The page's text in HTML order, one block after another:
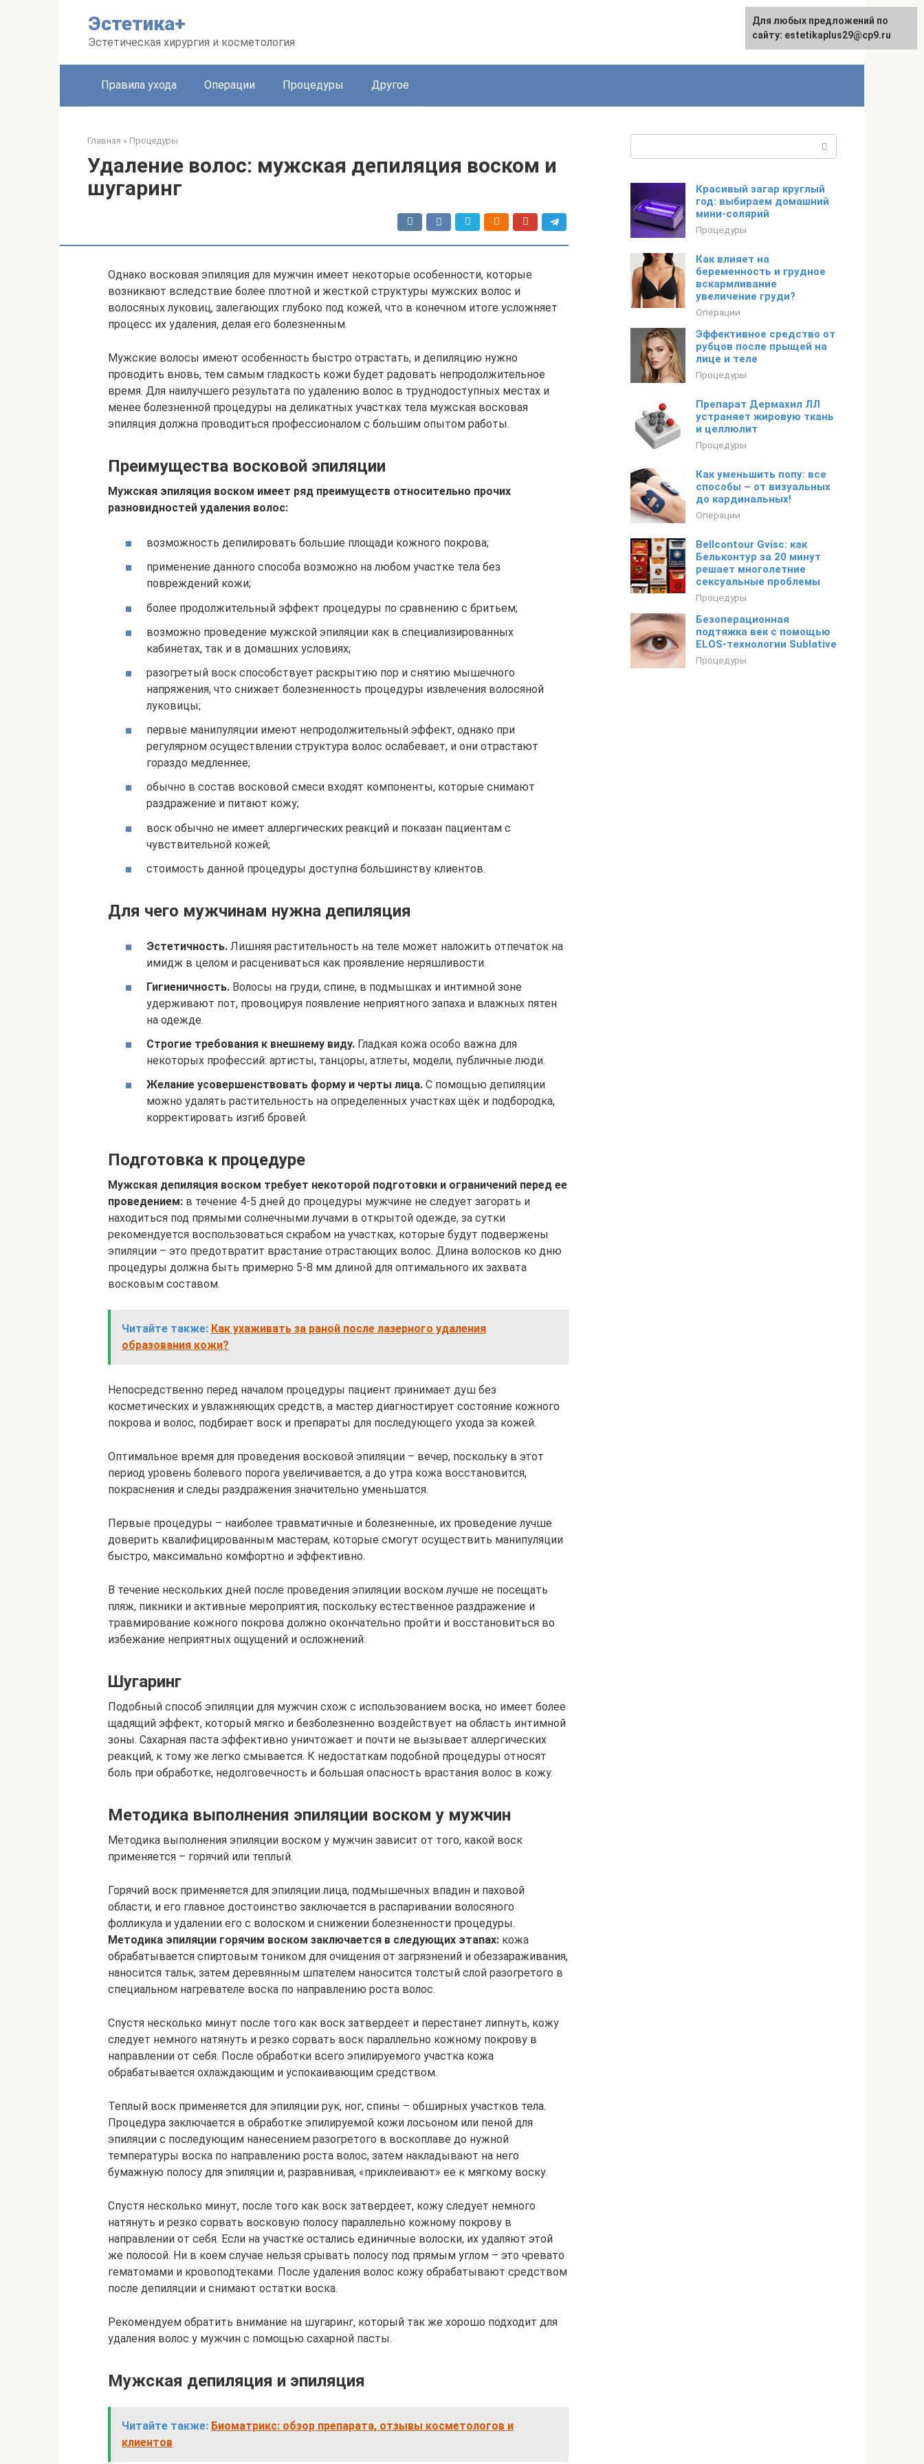
Эстетика+
Эстетическая хирургия и косметология
Правила ухода Операции Процедуры Другое
Главная » Процедуры
Удаление волос: мужская депиляция воском и
шугаринг
Однако восковая эпиляция для мужчин имеет некоторые особенности, которые
возникают вследствие более плотной и жесткой структуры мужских волос и
волосяных луковиц, залегающих глубоко под кожей, что в конечном итоге усложняет
процесс их удаления, делая его болезненным.
Мужские волосы имеют особенность быстро отрастать, и депиляцию нужно
проводить вновь, тем самым гладкость кожи будет радовать непродолжительное
время. Для наилучшего результата по удалению волос в труднодоступных местах и
менее болезненной процедуры на деликатных участках тела мужская восковая
эпиляция должна проводиться профессионалом с большим опытом работы.
Преимущества восковой эпиляции
Мужская эпиляция воском имеет ряд преимуществ относительно прочих
разновидностей удаления волос:
возможность депилировать большие площади кожного покрова;
применение данного способа возможно на любом участке тела без
повреждений кожи;
более продолжительный эффект процедуры по сравнению с бритьем;
возможно проведение мужской эпиляции как в специализированных
кабинетах, так и в домашних условиях;
разогретый воск способствует раскрытию пор и снятию мышечного
напряжения, что снижает болезненность процедуры извлечения волосяной
луковицы;
первые манипуляции имеют непродолжительный эффект, однако при
регулярном осуществлении структура волос ослабевает, и они отрастают
гораздо медленнее;
обычно в состав восковой смеси входят компоненты, которые снимают
раздражение и питают кожу;
воск обычно не имеет аллергических реакций и показан пациентам с
чувствительной кожей;
стоимость данной процедуры доступна большинству клиентов.
Для чего мужчинам нужна депиляция
Эстетичность. Лишняя растительность на теле может наложить отпечаток на
имидж в целом и расцениваться как проявление неряшливости.
Гигиеничность. Волосы на груди, спине, в подмышках и интимной зоне
удерживают пот, провоцируя появление неприятного запаха и влажных пятен
на одежде.
Строгие требования к внешнему виду. Гладкая кожа особо важна для
некоторых профессий: артисты, танцоры, атлеты, модели, публичные люди.
Желание усовершенствовать форму и черты лица. С помощью депиляции
можно удалять растительность на определенных участках щёк и подбородка,
корректировать изгиб бровей.
Подготовка к процедуре
Мужская депиляция воском требует некоторой подготовки и ограничений перед ее
проведением: в течение 4-5 дней до процедуры мужчине не следует загорать и
находиться под прямыми солнечными лучами в открытой одежде, за сутки
рекомендуется воспользоваться скрабом на участках, которые будут подвержены
эпиляции – это предотвратит врастание отрастающих волос. Длина волосков ко дню
процедуры должна быть примерно 5-8 мм длиной для оптимального их захвата
восковым составом.
Читайте также: Как ухаживать за раной после лазерного удаления
образования кожи?
Непосредственно перед началом процедуры пациент принимает душ без
косметических и увлажняющих средств, а мастер диагностирует состояние кожного
покрова и волос, подбирает воск и препараты для последующего ухода за кожей.
Оптимальное время для проведения восковой эпиляции – вечер, поскольку в этот
период уровень болевого порога увеличивается, а до утра кожа восстановится,
покраснения и следы раздражения значительно уменьшатся.
Первые процедуры – наиболее травматичные и болезненные, их проведение лучше
доверить квалифицированным мастерам, которые смогут осуществить манипуляции
быстро, максимально комфортно и эффективно.
В течение нескольких дней после проведения эпиляции воском лучше не посещать
пляж, пикники и активные мероприятия, поскольку естественное раздражение и
травмирование кожного покрова должно окончательно пройти и восстановиться во
избежание неприятных ощущений и осложнений.
Шугаринг
Подобный способ эпиляции для мужчин схож с использованием воска, но имеет более
щадящий эффект, который мягко и безболезненно воздействует на область интимной
зоны. Сахарная паста эффективно уничтожает и почти не вызывает аллергических
реакций, к тому же легко смывается. К недостаткам подобной процедуры относят
боль при обработке, недолговечность и большая опасность врастания волос в кожу.
Методика выполнения эпиляции воском у мужчин
Методика выполнения эпиляции воском у мужчин зависит от того, какой воск
применяется – горячий или теплый.
Горячий воск применяется для эпиляции лица, подмышечных впадин и паховой
области, и его главное достоинство заключается в распаривании волосяного
фолликула и удалении его с волоском и снижении болезненности процедуры.
Методика эпиляции горячим воском заключается в следующих этапах: кожа
обрабатывается спиртовым тоником для очищения от загрязнений и обеззараживания,
наносится тальк, затем деревянным шпателем наносится толстый слой разогретого в
специальном нагревателе воска по направлению роста волос.
Спустя несколько минут после того как воск затвердеет и перестанет липнуть, кожу
следует немного натянуть и резко сорвать воск параллельно кожному покрову в
направлении от себя. После обработки всего эпилируемого участка кожа
обрабатывается охлаждающим и успокаивающим средством.
Теплый воск применяется для эпиляции рук, ног, спины – обширных участков тела.
Процедура заключается в обработке эпилируемой кожи лосьоном или пеной для
эпиляции с последующим нанесением разогретого в воскоплаве до нужной
температуры воска по направлению роста волос, затем накладывают на него
бумажную полосу для эпиляции и, разравнивая, «приклеивают» ее к мягкому воску.
Спустя несколько минут, после того как воск затвердеет, кожу следует немного
натянуть и резко сорвать восковую полосу параллельно кожному покрову в
направлении от себя. Если на участке остались единичные волоски, их удаляют этой
же полосой. Ни в коем случае нельзя срывать полосу под прямым углом – это чревато
гематомами и кровоподтеками. После удаления волос кожу обрабатывают средством
после депиляции и снимают остатки воска.
Рекомендуем обратить внимание на шугаринг, который так же хорошо подходит для
удаления волос у мужчин с помощью сахарной пасты.
Мужская депиляция и эпиляция
Читайте также: Биоматрикс: обзор препарата, отзывы косметологов и
клиентов
Красивый загар круглый
год: выбираем домашний
мини-солярий
Процедуры
Как влияет на
беременность и грудное
вскармливание
увеличение груди?
Операции
Эффективное средство от
рубцов после прыщей на
лице и теле
Процедуры
Препарат Дермахил ЛЛ
устраняет жировую ткань
и целлюлит
Процедуры
Как уменьшить попу: все
способы – от визуальных
до кардинальных!
Операции
Bellcontour Gvisc: как
Бельконтур за 20 минут
решает многолетние
сексуальные проблемы
Процедуры
Безоперационная
подтяжка век с помощью
ELOS-технологии Sublative
Процедуры
Для любых предложений по
сайту: estetikaplus29@cp9.ru